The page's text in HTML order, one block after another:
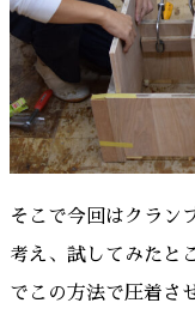
そこで今回はクラン
考え、試してみたと
でこの方法で圧着さ